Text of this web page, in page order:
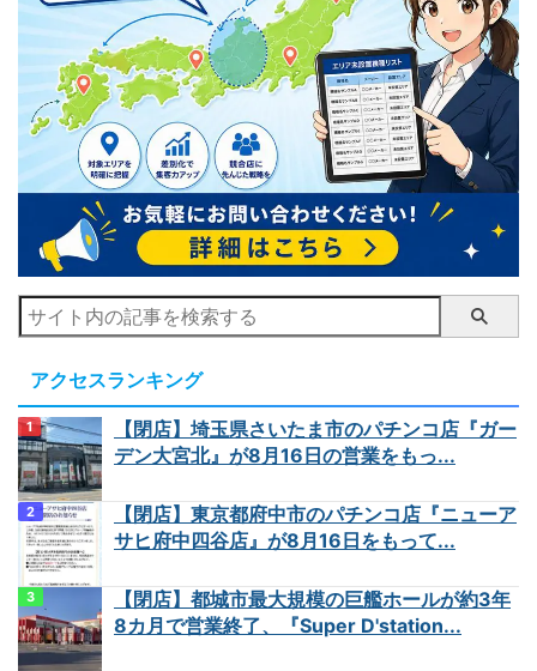
アクセスランキング
【閉店】埼玉県さいたま市のパチンコ店『ガー
デン大宮北』が8月16日の営業をもっ...
【閉店】東京都府中市のパチンコ店『ニューア
サヒ府中四谷店』が8月16日をもって...
【閉店】都城市最大規模の巨艦ホールが約3年
8カ月で営業終了、『Super D'station...